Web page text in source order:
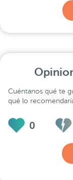
Cuéntanos qué te
qué lo
0